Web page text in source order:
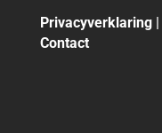
Privacyverklaring|
Contact